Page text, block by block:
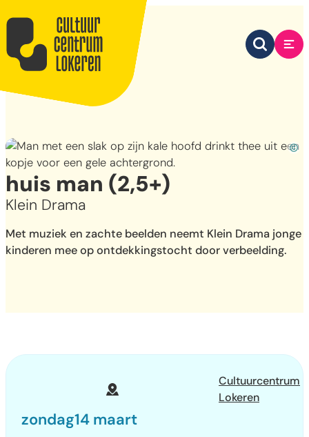
Naar inhoud
Cultuurcentrum Lokeren
Zoek
huis man (2,5+)
Klein Drama
Met muziek en zachte beelden neemt Klein Drama jonge
kinderen mee op ontdekkingstocht door verbeelding.
Cultuurcentrum
Lokeren
zondag14 maart